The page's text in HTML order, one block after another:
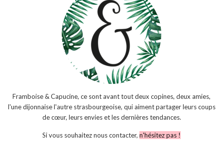
Framboise & Capucine, ce sont avant tout deux copines, deux amies,
l'une dijonnaise l'autre strasbourgeoise, qui aiment partager leurs coups
de cœur, leurs envies et les dernières tendances.
Si vous souhaitez nous contacter, n'hésitez pas !